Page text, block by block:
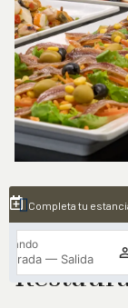
Completa tu
— Salida